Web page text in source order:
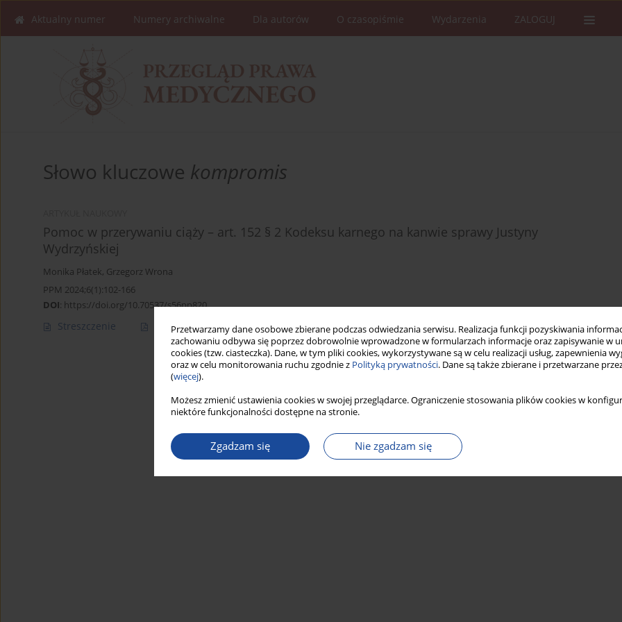
Przetwarzamy dane osobowe zbierane podczas odwiedzania serwisu. Realizacja funkcji pozyskiwania
zachowaniu odbywa się poprzez dobrowolnie wprowadzone w formularzach informacje oraz zapisywanie w
cookies (tzw. ciasteczka). Dane, w tym pliki cookies, wykorzystywane są w celu realizacji usług, zapewnienia
oraz w celu monitorowania ruchu zgodnie z Polityką prywatności. Dane są także zbierane i przetwarzane
(więcej).
Możesz zmienić ustawienia cookies w swojej przeglądarce. Ograniczenie stosowania plików cookies w
niektóre funkcjonalności dostępne na stronie.
Zgadzam się Nie zgadzam się
Aktualny numer Numery archiwalne Dla autorów O czasopiśmie Wydarzenia ZALOGUJ
Słowo kluczowe kompromis
Pomoc w przerywaniu ciąży – art. 152 § 2 Kodeksu karnego na kanwie sprawy Justyny
Wydrzyńskiej
Monika Płatek, Grzegorz Wrona
PPM 2024;6(1):102-166
DOI: https://doi.org/10.70537/s56pp820
Streszczenie Artykuł(PDF) Statystyki